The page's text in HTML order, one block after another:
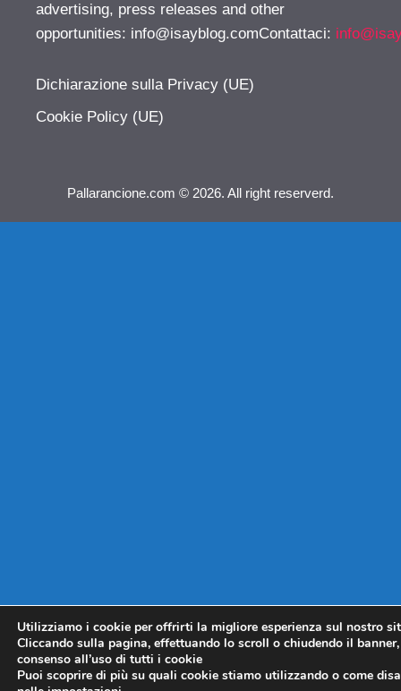
advertising, press releases and other
opportunities: info@isayblog.comContattaci:
Dichiarazione sulla Privacy (UE)
Cookie Policy (UE)
Pallarancione.com © 2026. All right reserverd.
Utilizziamo i cookie per offrirti la migliore esperienza sul nostro
Cliccando sulla pagina, effettuando lo scroll o chiudendo il
consenso all’uso di tutti i cookie
Puoi scoprire di più su quali cookie stiamo utilizzando o come